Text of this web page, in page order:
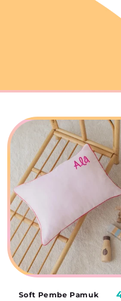
Soft Pembe Pamuk